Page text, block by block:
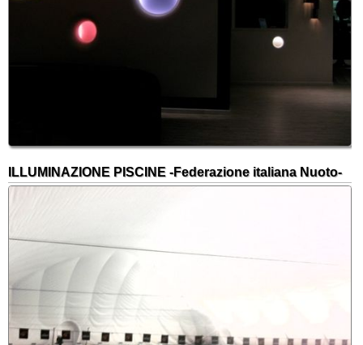
ILLUMINAZIONE PISCINE -Federazione italiana Nuoto-